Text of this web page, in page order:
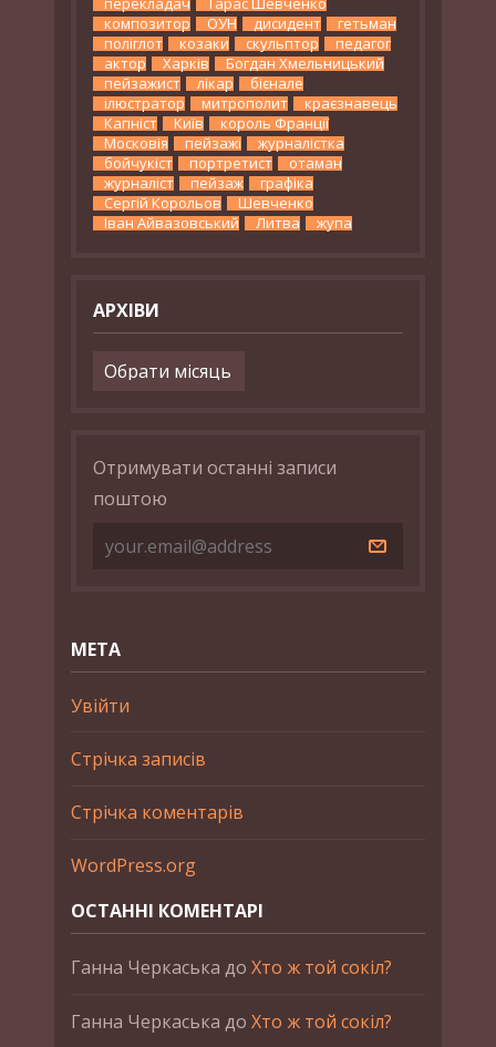
композитор
ОУН дисидент
гетьман
поліглот
козаки скульптор
педагог
актор
Харків
Богдан Хмельницький
пейзажист
лікар
бієнале
ілюстратор
митрополит
краєзнавець
Капніст
Київ
король Франції
Московія
пейзажі
журналістка
бойчукіст
портретист
отаман
журналіст
пейзаж
графіка
Сергій Корольов
Шевченко
Іван Айвазовський
Литва жупа
АРХІВИ
Архіви
Отримувати останні записи
поштою
МЕТА
Увійти
Стрічка записів
Стрічка коментарів
WordPress.org
ОСТАННІ КОМЕНТАРІ
Ганна Черкаська до Хто ж той сокіл?
Ганна Черкаська до Хто ж той сокіл?